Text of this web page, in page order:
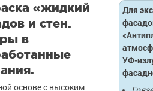
Для
УФ-
«жидкий
и стен.
в
основе с высоким